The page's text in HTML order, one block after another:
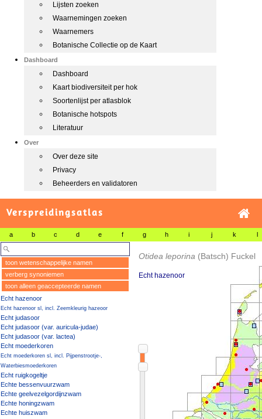
Lijsten zoeken
Waarnemingen zoeken
Waarnemers
Botanische Collectie op de Kaart
Dashboard
Dashboard
Kaart biodiversiteit per hok
Soortenlijst per atlasblok
Botanische hotspots
Literatuur
Over
Over deze site
Privacy
Beheerders en validatoren
Verspreidingsatlas
a b c d e f g h i j k l
toon wetenschappelijke namen
verberg synoniemen
toon alleen geaccepteerde namen
Echt hazenoor
Echt hazenoor sl, incl. Zeemkleurig hazeoor
Echt judasoor
Echt judasoor (var. auricula-judae)
Echt judasoor (var. lactea)
Echt moederkoren
Echt moederkoren sl, incl. Pijpenstrootje-,
Waterbiesmoederkoren
Echt ruigkogeltje
Echte bessenvuurzwam
Echte geelvezelgordijnzwam
Echte honingzwam
Echte huiszwam
Otidea leporina (Batsch) Fuckel
Echt hazenoor